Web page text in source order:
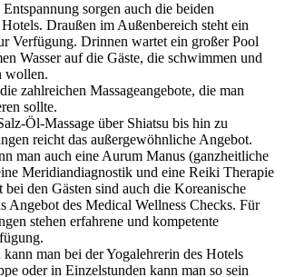
sorgen auch die beiden
Draußen im Außenbereich steht ein
Verfügung. Drinnen wartet ein großer Pool
Wasser auf die Gäste, die schwimmen und
wollen.
zahlreichen Massageangebote, die man
sollte.
Öl-Massage über Shiatsu bis hin zu
reicht das außergewöhnliche Angebot.
man auch eine Aurum Manus (ganzheitliche
Meridiandiagnostik und eine Reiki Therapie
bei den Gästen sind auch die Koreanische
Angebot des Medical Wellness Checks. Für
stehen erfahrene und kompetente
man bei der Yogalehrerin des Hotels
oder in Einzelstunden kann man so sein